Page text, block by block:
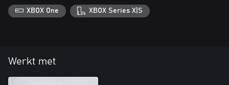
XBOX One XBOX Series X|S
Werkt met